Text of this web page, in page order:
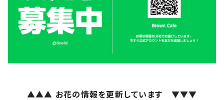
▲▲▲ お花の情報を更新しています ▼▼▼